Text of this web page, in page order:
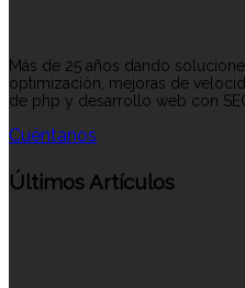
Más de 25 años dando
optimización, mejoras de
de php y desarrollo web con
Cuéntanos
Últimos Artículos